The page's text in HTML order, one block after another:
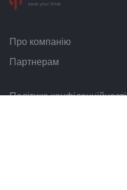
Про компанію
Партнерам
Політика конфіденційності